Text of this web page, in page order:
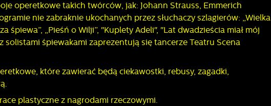
operetkowe takich twórców, jak: Johann Strauss, Emmerich
nie zabraknie ukochanych przez słuchaczy szlagierów: „Wielka
śpiewa”, „Pieśń o Wilji”, "Kuplety Adeli", "Lat dwadzieścia miał mój
śpiewakami zaprezentują się tancerze Teatru Scena
które zawierać będą ciekawostki, rebusy, zagadki,
plastyczne z nagrodami rzeczowymi.